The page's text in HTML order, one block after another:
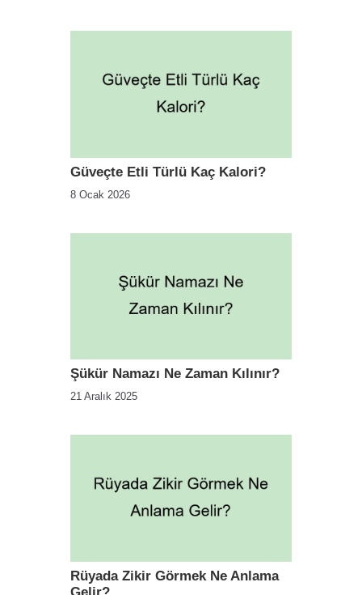
Güveçte Etli Türlü Kaç Kalori?
8 Ocak 2026
Şükür Namazı Ne Zaman Kılınır?
21 Aralık 2025
Rüyada Zikir Görmek Ne Anlama